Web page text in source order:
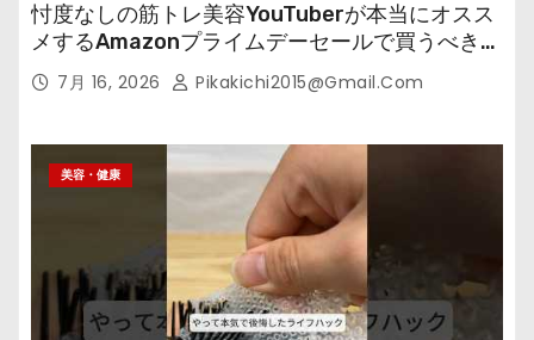
忖度なしの筋トレ美容YouTuberが本当にオスス
メするAmazonプライムデーセールで買うべきも
の 7月 16, 2026 Pikakichi2015@gmail.com
美容・健康